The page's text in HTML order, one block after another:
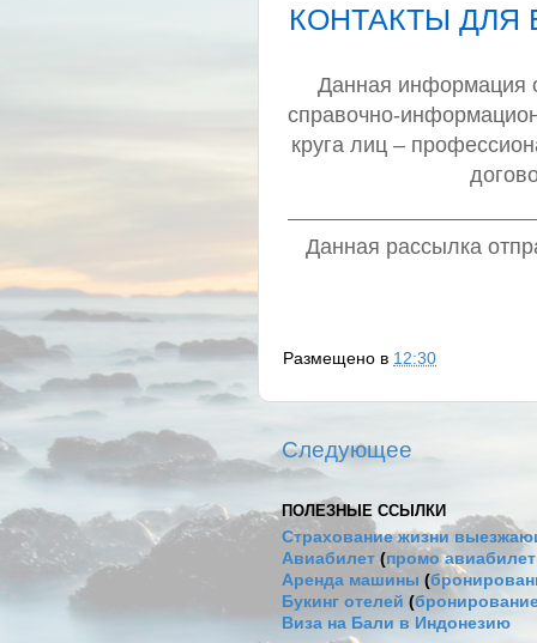
КОНТАКТЫ ДЛЯ
Данная информация о
справочно-
круга лиц –
Данная рассылка
Размещено в 12:30
Следующее
ПОЛЕЗНЫЕ ССЫЛКИ
Страхование жизни
Авиабилет (промо
Аренда машины (
Букинг отелей (
Виза на Бали в Индонезию